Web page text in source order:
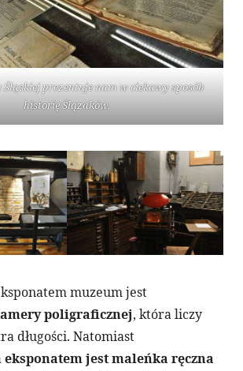
prezentuje nam w ciekawy sposób
historię Ślązaków.
muzeum jest
poligraficznej, która liczy
długości. Natomiast
jest maleńka ręczna